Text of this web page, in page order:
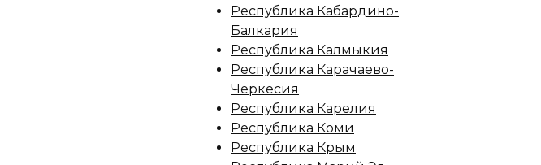
Республика Кабардино-
Балкария
Республика Калмыкия
Республика Карачаево-
Черкесия
Республика Карелия
Республика Коми
Республика Крым